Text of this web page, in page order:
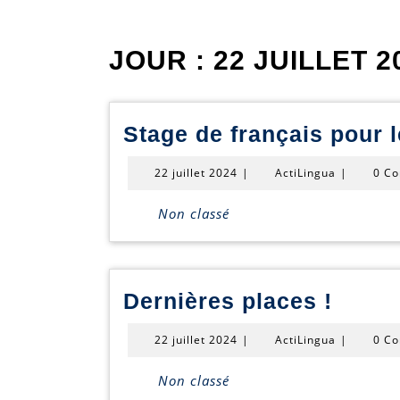
JOUR : 22 JUILLET
Stage de français pour
22 juillet 2024 22| ActiLingua ActiLingua
| 0
Non classé
Dernières places !
22 juillet 2024 22| ActiLingua ActiLingua
| 0
Non classé